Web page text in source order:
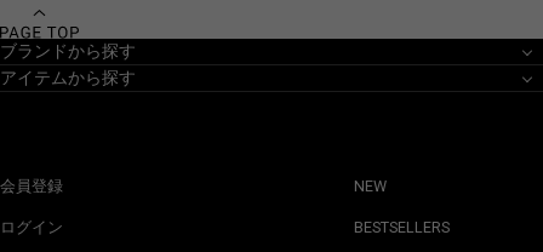
ブランドから探す
アイテムから探す
会員登録
ログイン
NEW
BESTSELLERS